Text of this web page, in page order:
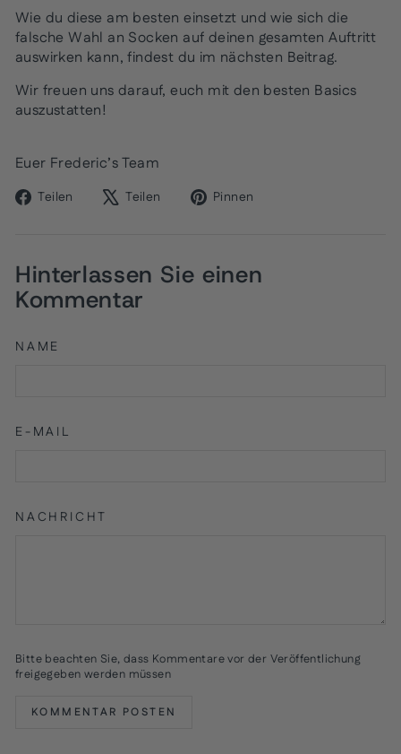
Wie du diese am besten einsetzt und wie sich die
falsche Wahl an Socken auf deinen gesamten Auftritt
auswirken kann, findest du im nächsten Beitrag.
Wir freuen uns darauf, euch mit den besten Basics
auszustatten!
Euer Frederic’s Team
Teilen
Auf
Teilen
Auf
Pinnen
Hinterlassen Sie einen
Kommentar
NAME
E-MAIL
NACHRICHT
Bitte beachten Sie, dass Kommentare vor der Veröffentlichung
freigegeben werden müssen
KOMMENTAR POSTEN